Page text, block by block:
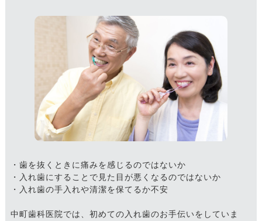
・歯を抜くときに痛みを感じるのではないか
・入れ歯にすることで見た目が悪くなるのではないか
・入れ歯の手入れや清潔を保てるか不安
中町歯科医院では、初めての入れ歯のお手伝いをしていま